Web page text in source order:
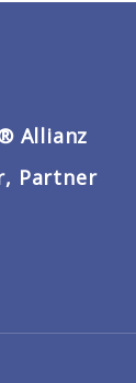
Allianz
Partner